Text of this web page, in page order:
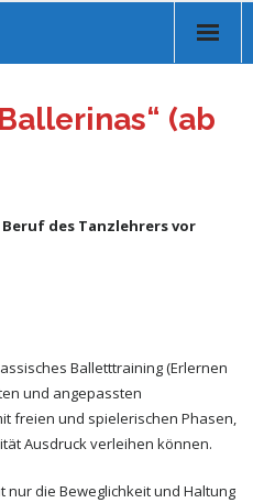
(ab
des Tanzlehrers vor
Balletttraining (Erlernen
und angepassten
freien und spielerischen Phasen,
Ausdruck verleihen können.
die Beweglichkeit und Haltung